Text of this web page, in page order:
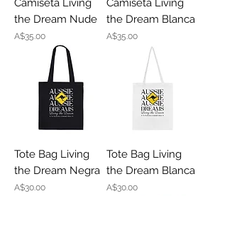
Camiseta Living
the Dream Nude
Price
A$35.00
Camiseta Living
the Dream Blanca
Price
A$35.00
Tote Bag Living
the Dream Negra
Price
A$30.00
Tote Bag Living
the Dream Blanca
Price
A$30.00